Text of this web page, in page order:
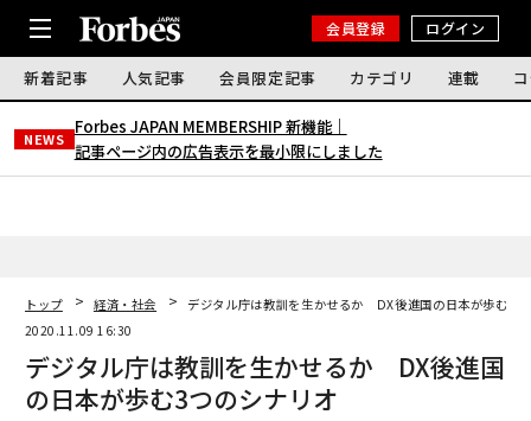
会員登録 ログイン
新着記事 人気記事 会員限定記事 カテゴリ 連載
NEWS
Forbes JAPAN MEMBERSHIP 新機能｜
記事ページ内の広告表示を最小限にしました
トップ 経済・社会
デジタル庁は教訓を生かせるか DX後進国の日本が歩む3つ
2020.11.09 16:30
デジタル庁は教訓を生かせるか DX後進国
の日本が歩む3つのシナリオ